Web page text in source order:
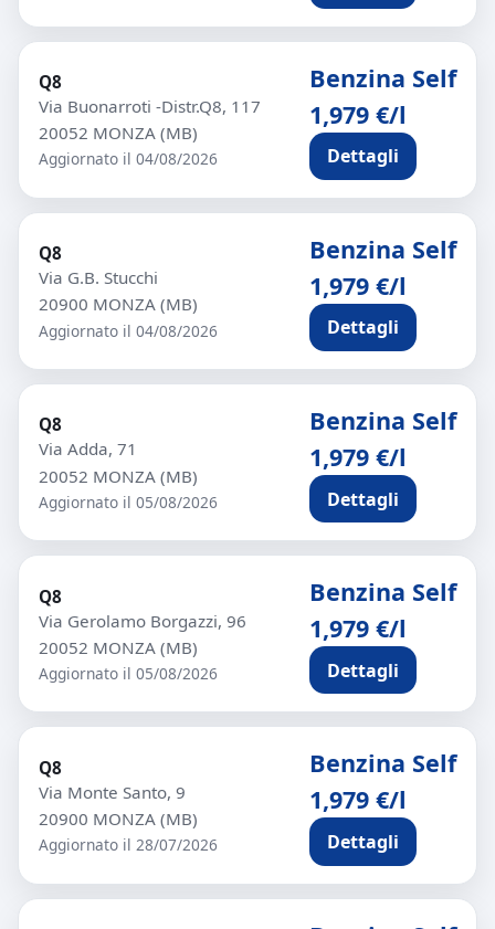
Q8
Via Buonarroti -Distr.Q8, 117
20052 MONZA (MB)
Aggiornato il 04/08/2026
Benzina Self
1,979 €/l
Dettagli
Q8
Via G.B. Stucchi
20900 MONZA (MB)
Aggiornato il 04/08/2026
Benzina Self
1,979 €/l
Dettagli
Q8
Via Adda, 71
20052 MONZA (MB)
Aggiornato il 05/08/2026
Benzina Self
1,979 €/l
Dettagli
Q8
Via Gerolamo Borgazzi, 96
20052 MONZA (MB)
Aggiornato il 05/08/2026
Benzina Self
1,979 €/l
Dettagli
Q8
Via Monte Santo, 9
20900 MONZA (MB)
Aggiornato il 28/07/2026
Benzina Self
1,979 €/l
Dettagli